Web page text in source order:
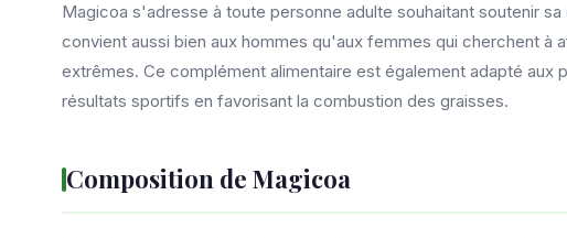
Magicoa s'adresse à toute personne adulte souhaitant soutenir
convient aussi bien aux hommes qu'aux femmes qui cherchent à
extrêmes. Ce complément alimentaire est également adapté aux
résultats sportifs en favorisant la combustion des graisses.
Composition de Magicoa